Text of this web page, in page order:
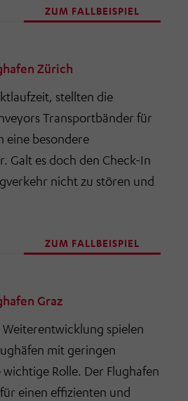
ZUM FALLBEISPIEL
Zürich
stellten die
Transportbänder für
eine besondere
Galt es doch den Check-In
nicht zu stören und
ZUM FALLBEISPIEL
Graz
spielen
mit geringen
wichtige Rolle. Der Flughafen
einen effizienten und